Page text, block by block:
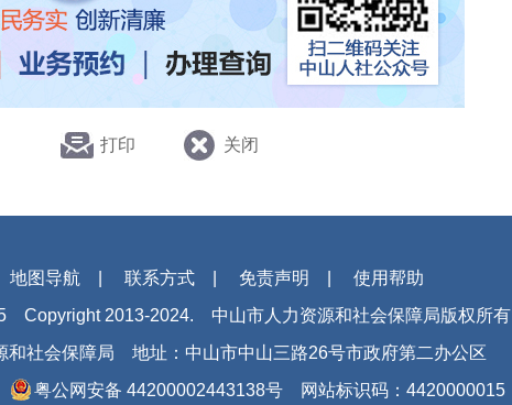
打印 关闭
地图导航 联系方式 免责声明
使用帮助
Copyright 2013-2024. 中山市人力资源和社会保障局版权所有
和社会保障局
地址：中山市中山三路26号市政府第二办公区
粤公网安备 44200002443138号 网站标识码：4420000015